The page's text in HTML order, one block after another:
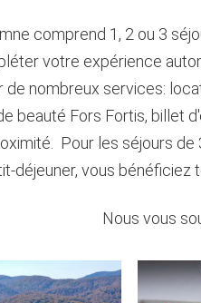
comprend 1, 2 ou 3
votre expérience
nombreux services:
beauté Fors Fortis, billet
Pour les séjours
déjeuner, vous bénéficiez
Nous vous